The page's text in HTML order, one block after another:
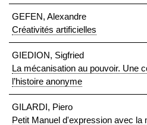
GEFEN, Alexandre
Créativités artificielles
GIEDION, Sigfried
La mécanisation au pouvoir. Une
l’histoire anonyme
GILARDI, Piero
Petit Manuel d'expression avec la